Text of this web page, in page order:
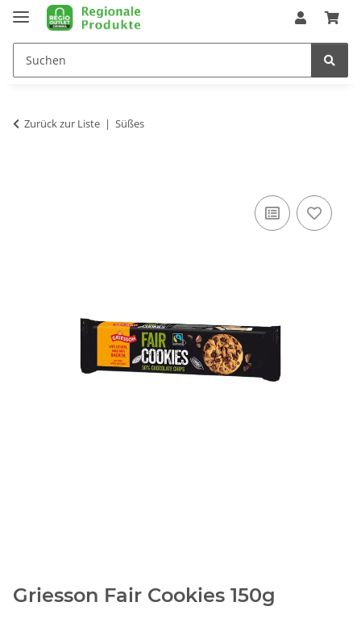
Zurück zur Liste Süßes
Griesson Fair Cookies 150g